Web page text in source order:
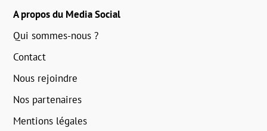
A propos du Media Social
Qui sommes-nous ?
Contact
Nous rejoindre
Nos partenaires
Mentions légales